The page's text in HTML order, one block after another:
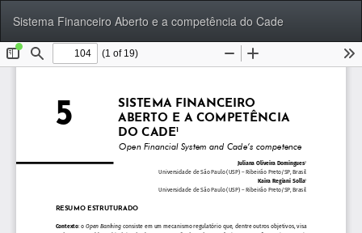
aos
Detalhes
do
Artigo
Sistema Financeiro Aberto e a competência do Cade